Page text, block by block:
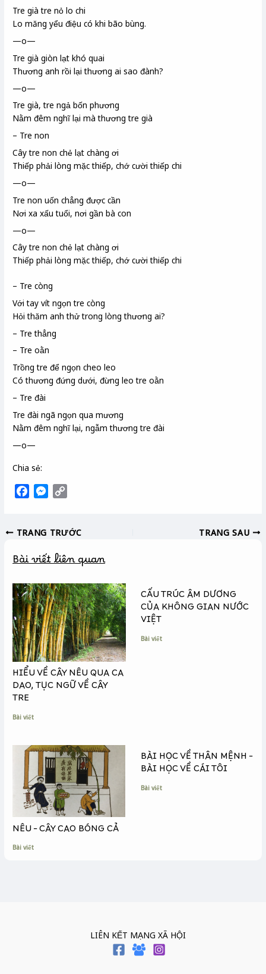
Tre già tre nỏ lo chi
Lo măng yểu điệu có khi bão bùng.
—o—
Tre già giòn lạt khó quai
Thương anh rồi lại thương ai sao đành?
—o—
Tre già, tre ngả bốn phương
Nằm đêm nghĩ lại mà thương tre già
– Tre non
Cây tre non chẻ lạt chàng ơi
Thiếp phải lòng mặc thiếp, chớ cười thiếp chi
—o—
Tre non uốn chẳng được cần
Nơi xa xấu tuổi, nơi gần bà con
—o—
Cây tre non chẻ lạt chàng ơi
Thiếp phải lòng mặc thiếp, chớ cười thiếp chi
– Tre còng
Với tay vít ngọn tre còng
Hỏi thăm anh thử trong lòng thương ai?
– Tre thẳng
– Tre oằn
Trồng tre để ngọn cheo leo
Có thương đứng dưới, đừng leo tre oằn
– Tre đài
Tre đài ngã ngọn qua mương
Nằm đêm nghĩ lại, ngẫm thương tre đài
—o—
Chia sẻ:
e
o
k
M
s
n
e
r
y
i
k
TRANG TRƯỚC TRANG SAU
Bài viết liên quan
HIỂU VỀ CÂY NÊU QUA CA
DAO, TỤC NGỮ VỀ CÂY
TRE
Bài viết
CẤU TRÚC ÂM DƯƠNG
CỦA KHÔNG GIAN NƯỚC
VIỆT
Bài viết
NÊU – CÂY CAO BÓNG CẢ
Bài viết
BÀI HỌC VỀ THÂN MỆNH –
BÀI HỌC VỀ CÁI TÔI
Bài viết
LIÊN KẾT MẠNG XÃ HỘI